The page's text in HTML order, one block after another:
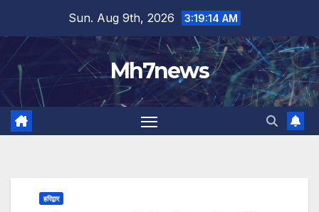
content
Sun. Aug 9th, 2026 3:19:14 AM
Mh7news
हरिद्वार